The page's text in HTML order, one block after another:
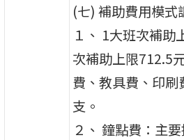
(七) 補助費用模式
１、 1大班次補
次補助上限712.5
費、教具費、印
支。
２、 鐘點費：主